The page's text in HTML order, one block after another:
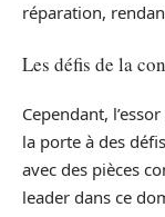
réparation,
Les défis de la
Cependant,
la porte à des
avec des pièces
leader dans ce